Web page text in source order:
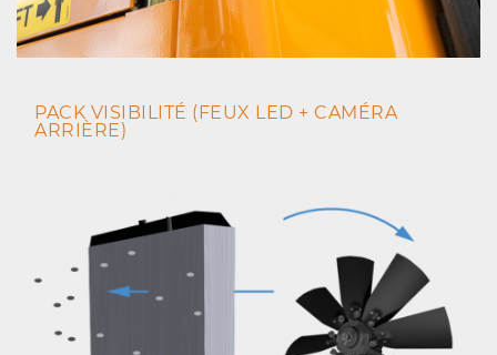
PACK VISIBILITÉ (FEUX LED + CAMÉRA
ARRIÈRE)